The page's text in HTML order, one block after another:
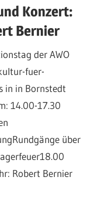
Konzert:
Bernier
der AWO
fuer-
in in Bornstedt
14.00-17.30
über
Robert Bernier